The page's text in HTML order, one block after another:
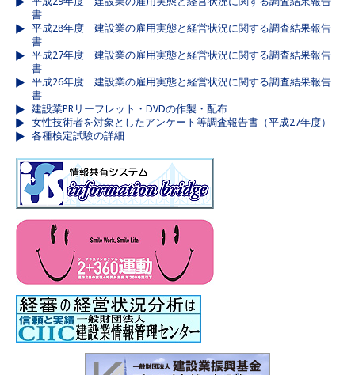
書
平成28年度 建設業の雇用実態と経営状況に関する調査結果報告
書
平成27年度 建設業の雇用実態と経営状況に関する調査結果報告
書
平成26年度 建設業の雇用実態と経営状況に関する調査結果報告
書
建設業PRリーフレット・DVDの作製・配布
女性技術者を対象としたアンケート等調査報告書（平成27年度）
各種検定試験の詳細